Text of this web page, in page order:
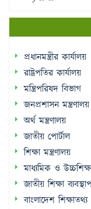
প্রধানমন্ত্রীর কার্যালয়
রাষ্ট্রপতির কার্যালয়
মন্ত্রিপরিষদ বিভাগ
জনপ্রশাসন মন্ত্রণালয়
অর্থ মন্ত্রণালয়
জাতীয় পোর্টাল
শিক্ষা মন্ত্রণালয়
মাধ্যমিক ও
জাতীয় শিক্ষা
বাংলাদেশ